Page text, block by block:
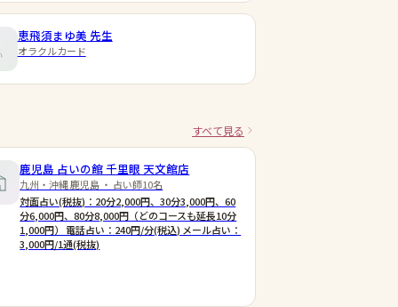
恵飛須まゆ美 先生
オラクルカード
すべて見る
鹿児島 占いの館 千里眼 天文館店
九州・沖縄 鹿児島 ・ 占い師10名
対面占い(税抜)：20分2,000円、30分3,000円、60
分6,000円、80分8,000円（どのコースも延長10分
1,000円） 電話占い：240円/分(税込) メール占い：
3,000円/1通(税抜)